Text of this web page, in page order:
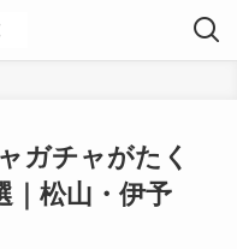
ガチャがたく
｜松山・伊予